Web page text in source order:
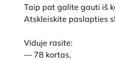
Taip pat galite gauti iš
Atskleiskite paslapties
Viduje rasite:
— 78 kortas,